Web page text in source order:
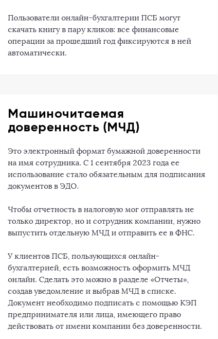
Пользователи онлайн-бухгалтерии ПСБ могут
скачать книгу в пару кликов: все финансовые
операции за прошедший год фиксируются в ней
автоматически.
Машиночитаемая
доверенность (МЧД)
Это электронный формат бумажной доверенности
на имя сотрудника. С 1 сентября 2023 года ее
использование стало обязательным для подписания
документов в ЭДО.
Чтобы отчетность в налоговую мог отправлять не
только директор, но и сотрудник компании, нужно
выпустить отдельную МЧД и отправить ее в ФНС.
У клиентов ПСБ, пользующихся онлайн-
бухгалтерией, есть возможность оформить МЧД
онлайн. Сделать это можно в разделе «Отчеты»,
создав уведомление и выбрав МЧД в списке.
Документ необходимо подписать с помощью КЭП
предпринимателя или лица, имеющего право
действовать от имени компании без доверенности.